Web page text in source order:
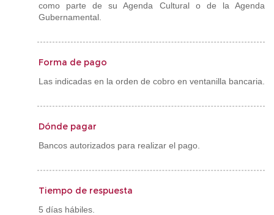
como parte de su Agenda Cultural o de la Agenda
Gubernamental.
Forma de pago
Las indicadas en la orden de cobro en ventanilla bancaria.
Dónde pagar
Bancos autorizados para realizar el pago.
Tiempo de respuesta
5 días hábiles.